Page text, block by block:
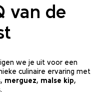
van de
we je uit voor een
culinaire ervaring met
, merguez, malse kip,
.